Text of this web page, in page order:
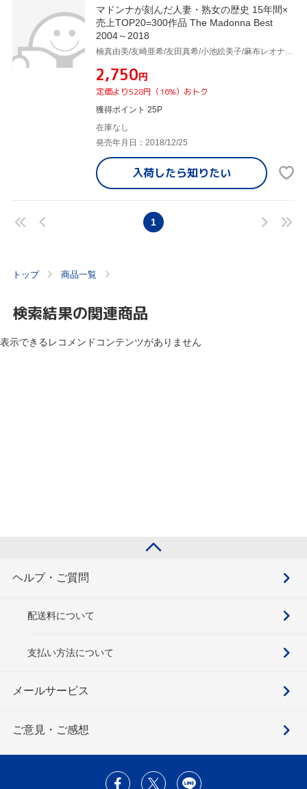
マドンナが刻んだ人妻・熟女の歴史 15年間×
売上TOP20=300作品 The Madonna Best
2004～2018
¥2,750円
定価より528円（16%）おトク
獲得ポイント 25P
在庫なし
発売年月日：2018/12/25
入荷したら知りたい
1
トップ 商品一覧
検索結果の関連商品
表示できるレコメンドコンテンツがありません
ヘルプ・ご質問
配送料について
支払い方法について
メールサービス
ご意見・ご感想